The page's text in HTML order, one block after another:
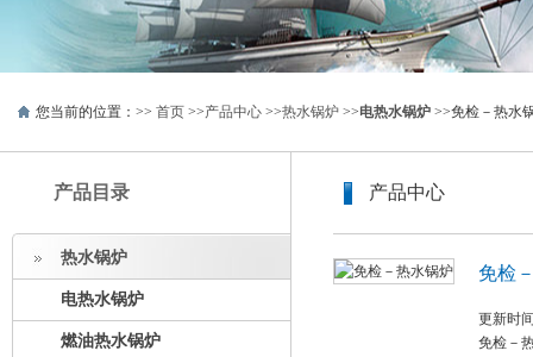
您当前的位置：>> 首页 >>产品中心 >>热水锅炉 >>电热水锅炉 >>免检－热水
产品目录
热水锅炉
电热水锅炉
燃油热水锅炉
产品中心
免检
更新时
免检－